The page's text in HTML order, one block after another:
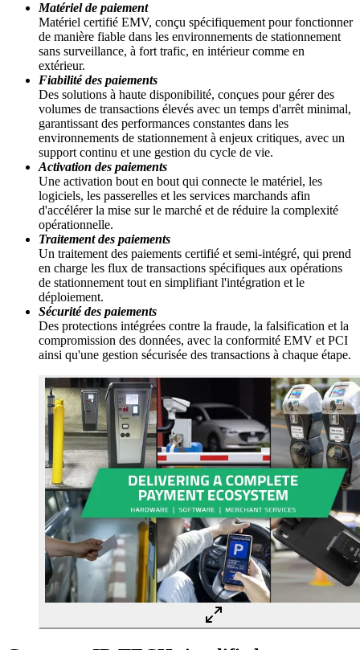
Matériel de paiement
Matériel certifié EMV, conçu spécifiquement pour fonctionner
de manière fiable dans les environnements de stationnement
sans surveillance, à fort trafic, en intérieur comme en
extérieur.
Fiabilité des paiements
Des solutions à haute disponibilité, conçues pour gérer des
volumes de transactions élevés avec un temps d'arrêt minimal,
garantissant des performances constantes dans les
environnements de stationnement à enjeux critiques, avec un
support continu et une gestion du cycle de vie.
Activation des paiements
Une activation bout en bout qui connecte le matériel, les
logiciels, les passerelles et les services marchands afin
d'accélérer la mise sur le marché et de réduire la complexité
opérationnelle.
Traitement des paiements
Un traitement des paiements certifié et semi-intégré, qui prend
en charge les flux de transactions spécifiques aux opérations
de stationnement tout en simplifiant l'intégration et le
déploiement.
Sécurité des paiements
Des protections intégrées contre la fraude, la falsification et la
compromission des données, avec la conformité EMV et PCI
ainsi qu'une gestion sécurisée des transactions à chaque étape.